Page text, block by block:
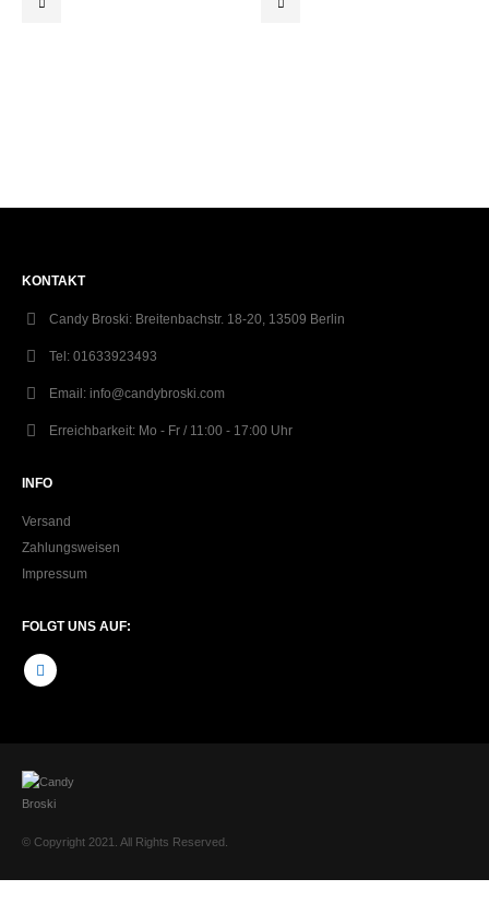
KONTAKT
Candy Broski: Breitenbachstr. 18-20, 13509 Berlin
Tel: 01633923493
Email: info@candybroski.com
Erreichbarkeit: Mo - Fr / 11:00 - 17:00 Uhr
INFO
Versand
Zahlungsweisen
Impressum
FOLGT UNS AUF:
© Copyright 2021. All Rights Reserved.